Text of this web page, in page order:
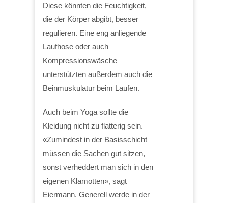
Diese könnten die Feuchtigkeit,
die der Körper abgibt, besser
regulieren. Eine eng anliegende
Laufhose oder auch
Kompressionswäsche
unterstützten außerdem auch die
Beinmuskulatur beim Laufen.
Auch beim Yoga sollte die
Kleidung nicht zu flatterig sein.
«Zumindest in der Basisschicht
müssen die Sachen gut sitzen,
sonst verheddert man sich in den
eigenen Klamotten», sagt
Eiermann. Generell werde in der